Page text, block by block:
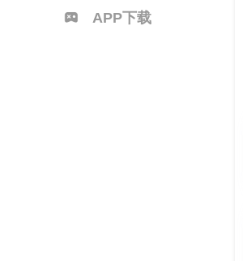
APP下载